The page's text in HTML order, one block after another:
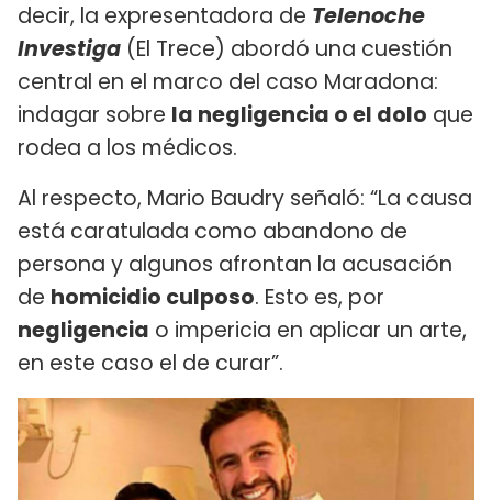
decir, la expresentadora de Telenoche
Investiga (El Trece) abordó una cuestión
central en el marco del caso Maradona:
indagar sobre la negligencia o el dolo que
rodea a los médicos.
Al respecto, Mario Baudry señaló: “La causa
está caratulada como abandono de
persona y algunos afrontan la acusación
de homicidio culposo. Esto es, por
negligencia o impericia en aplicar un arte,
en este caso el de curar”.